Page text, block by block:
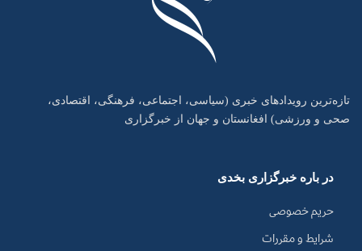
تازه‌ترین رویدادهای خبری (سیاسی، اجتماعی، فرهنگی، اقتصادی،
صحی و ورزشی) افغانستان و جهان از خبرگزاری
در باره خبرگزاری بخدی
حریم خصوصی
شرایط و مقررات